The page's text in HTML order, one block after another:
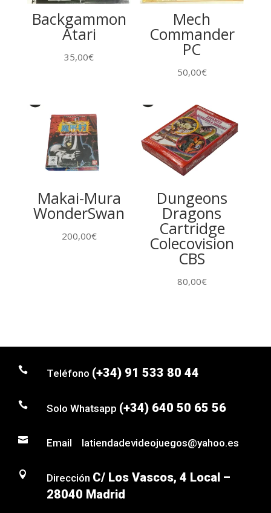
Backgammon
Atari
35,00€
Mech
Commander
PC
50,00€
Makai-Mura
WonderSwan
200,00€
Dungeons
Dragons
Cartridge
Colecovision
CBS
80,00€
 Teléfono (+34) 91 533 80 44
 Solo Whatsapp (+34) 640 50 65 56
 Email latiendadevideojuegos@yahoo.es
 Dirección C/ Los Vascos, 4 Local –
28040 Madrid